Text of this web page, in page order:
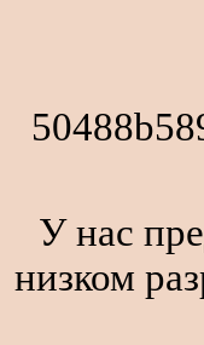
У нас
низком